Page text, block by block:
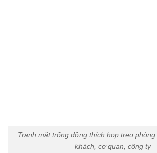
Tranh mặt trống đồng thích hợp treo
khách, cơ quan, công ty